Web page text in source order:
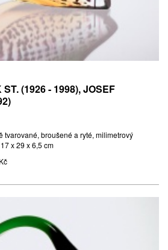
(1926 - 1998), JOSEF
tvarované, broušené a ryté, milimetrový
x 29 x 6,5 cm